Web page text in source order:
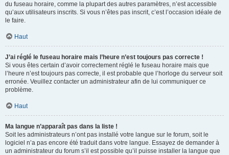
du fuseau horaire, comme la plupart des autres paramètres, n’est accessible
qu’aux utilisateurs inscrits. Si vous n’êtes pas inscrit, c’est l’occasion idéale de
le faire.
Haut
J’ai réglé le fuseau horaire mais l’heure n’est toujours pas correcte !
Si vous êtes certain d’avoir correctement réglé le fuseau horaire mais que
l’heure n’est toujours pas correcte, il est probable que l’horloge du serveur soit
erronée. Veuillez contacter un administrateur afin de lui communiquer ce
problème.
Haut
Ma langue n’apparaît pas dans la liste !
Soit les administrateurs n’ont pas installé votre langue sur le forum, soit le
logiciel n’a pas encore été traduit dans votre langue. Essayez de demander à
un administrateur du forum s’il est possible qu’il puisse installer la langue que